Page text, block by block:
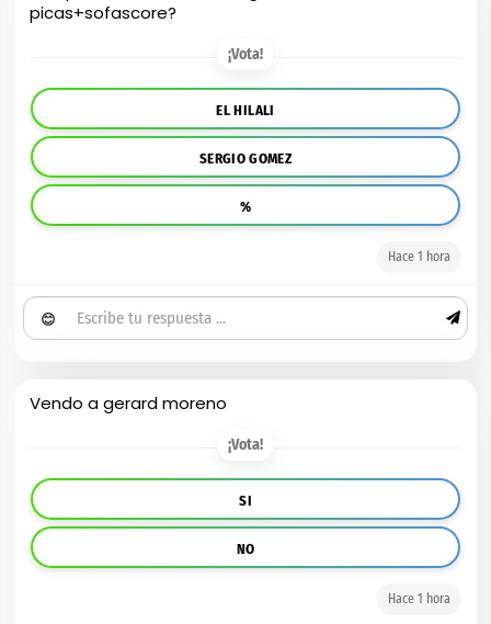
picas+sofascore?
¡Vota!
EL HILALI
SERGIO GOMEZ
%
Hace 1 hora
😊
Vendo a gerard moreno
¡Vota!
SI
NO
Hace 1 hora